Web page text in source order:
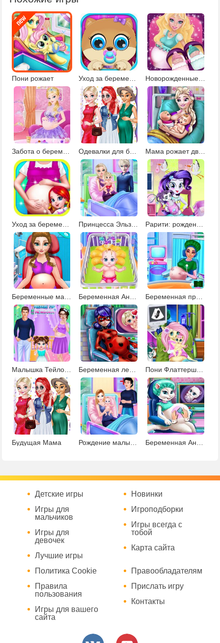
Пони рожает Уход за беременной собакой и щенком Новорожденные близнецы
Одевалки для беременных девочек Мама рожает двойню
Уход за беременной Принцесса Эльза: рождение ребенка
Беременные мамы рожают - операция Беременная Анна и уход за ребенком Беременная принцесса
Малышка Тейлор: подготовка к рождению братика Беременная леди Баг Пони Флаттершай: рождение ребенка
Будущая Мама Рождение малыша Беременная Анжела на приеме у врача
Детские игры
Игры для
мальчиков
Игры для
девочек
Лучшие игры
Новинки
Игроподборки
Игры всегда с
тобой
Карта сайта
Политика Cookie
Правила
пользования
Игры для вашего
сайта
Правообладателям
Прислать игру
Контакты